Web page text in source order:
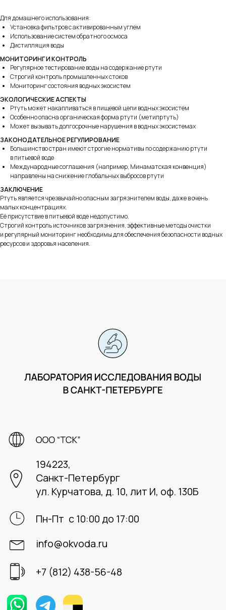
Для домашнего использования:
Установка фильтров с активированным углем
Использование систем обратного осмоса
Дистилляция воды
МОНИТОРИНГ И КОНТРОЛЬ
Регулярное тестирование воды на содержание ртути
Строгий контроль промышленных стоков
Мониторинг состояния водных экосистем
ЭКОЛОГИЧЕСКИЕ АСПЕКТЫ
Ртуть может накапливаться в пищевой цепи водных экосистем
Особенно опасна органическая форма ртути (метилртуть)
Может вызывать долгосрочные нарушения в водных экосистемах
ЗАКОНОДАТЕЛЬНОЕ РЕГУЛИРОВАНИЕ
Большинство стран имеют строгие нормативы по содержанию ртути
в питьевой воде
Международные соглашения (например, Минаматская конвенция)
направлены на снижение глобальных выбросов ртути
ЗАКЛЮЧЕНИЕ
Ртуть является чрезвычайно опасным загрязнителем воды, даже в очень
малых концентрациях.
Её присутствие в питьевой воде недопустимо.
Строгий контроль источников загрязнения, эффективные методы очистки
и регулярный мониторинг необходимы для обеспечения безопасности водных
ресурсов и здоровья населения.
Пн-Пт c 10:00 до 17:00
Санкт-Петербург
ул. Курчатова, д. 10, лит И, оф. 130Б
Политика конфиденциальности
Персональные данные
Договор
оферта
Политика возврата денежных средств
Cookie
info@okvoda.ru
+7 (812) 438-56-48